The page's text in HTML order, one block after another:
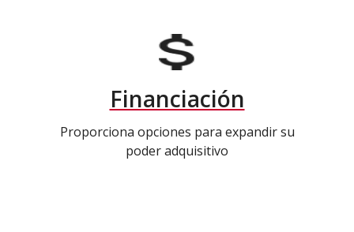
Financiación
Proporciona opciones para expandir su
poder adquisitivo